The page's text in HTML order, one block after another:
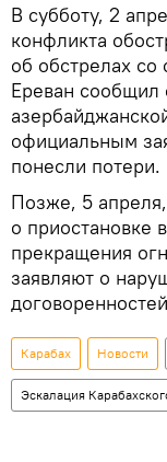
В субботу, 2
конфликта
об обстрелах
Ереван сообщил
официальным
понесли потери.
Позже, 5
о приостановке
прекращения
заявляют о
Карабах Новости
Эскалация